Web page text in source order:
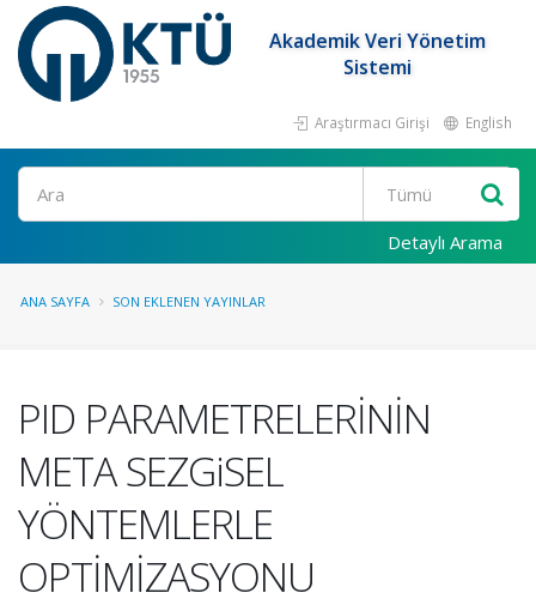
Akademik Veri Yönetim
Sistemi
Araştırmacı Girişi English
Ara
Detaylı Arama
ANA SAYFA SON EKLENEN YAYINLAR
PID PARAMETRELERİNİN
META SEZGiSEL
YÖNTEMLERLE
OPTİMİZASYONU